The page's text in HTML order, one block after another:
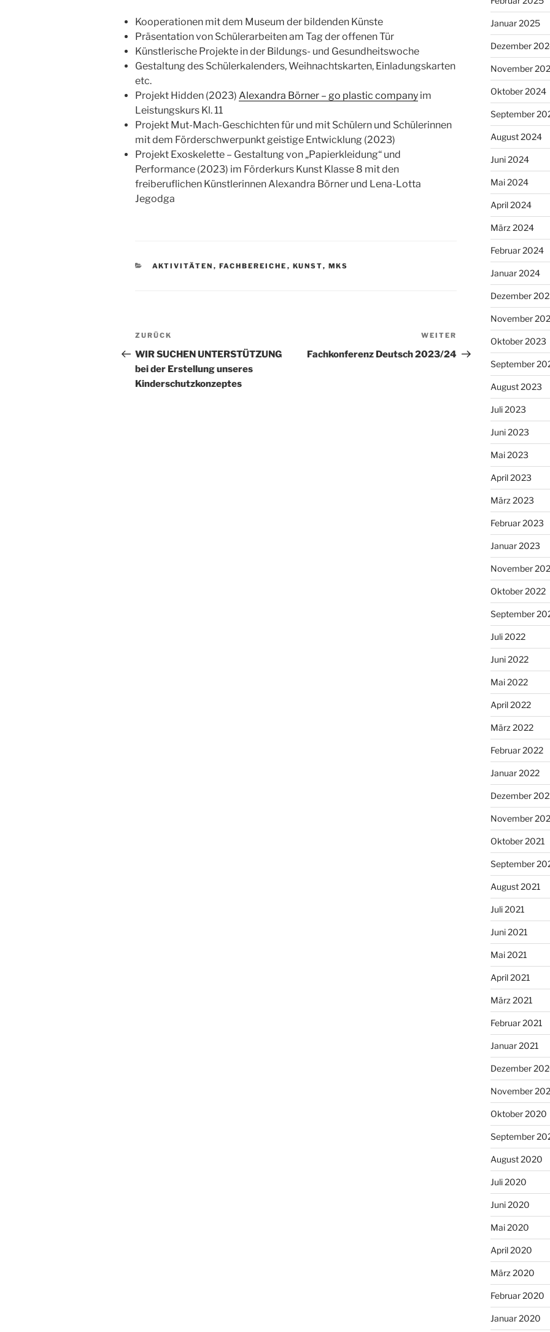
Kooperationen mit dem Museum der bildenden Künste
Präsentation von Schülerarbeiten am Tag der offenen Tür
Künstlerische Projekte in der Bildungs- und Gesundheitswoche
Gestaltung des Schülerkalenders, Weihnachtskarten, Einladungskarten
etc.
Projekt Hidden (2023) Alexandra Börner – go plastic company im
Leistungskurs Kl. 11
Projekt Mut-Mach-Geschichten für und mit Schülern und Schülerinnen
mit dem Förderschwerpunkt geistige Entwicklung (2023)
Projekt Exoskelette – Gestaltung von „Papierkleidung“ und
Performance (2023) im Förderkurs Kunst Klasse 8 mit den
freiberuflichen Künstlerinnen Alexandra Börner und Lena-Lotta
Jegodga
KATEGORIEN
AKTIVITÄTEN , FACHBEREICHE , KUNST, MKS
Beitragsnavigation
Vorheriger
Beitrag
ZURÜCK
WIR SUCHEN UNTERSTÜTZUNG
bei der Erstellung unseres
Kinderschutzkonzeptes
Nächster
Beitrag
WEITER
Fachkonferenz Deutsch 2023/24
Januar 2025
Dezember
November
Oktober 2024
September
August 2024
Juni 2024
Mai 2024
April 2024
März 2024
Februar 2024
Januar 2024
Dezember
November
Oktober 2023
September
August 2023
Juli 2023
Juni 2023
Mai 2023
April 2023
März 2023
Februar 2023
Januar 2023
November
Oktober 2022
September
Juli 2022
Juni 2022
Mai 2022
April 2022
März 2022
Februar 2022
Januar 2022
Dezember
November
Oktober 2021
September
August 2021
Juli 2021
Juni 2021
Mai 2021
April 2021
März 2021
Februar 2021
Januar 2021
Dezember
November
Oktober 2020
September
August 2020
Juli 2020
Juni 2020
Mai 2020
April 2020
März 2020
Februar 2020
Januar 2020